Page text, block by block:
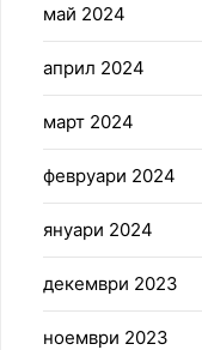
май 2024
април 2024
март 2024
февруари 2024
януари 2024
декември 2023
ноември 2023